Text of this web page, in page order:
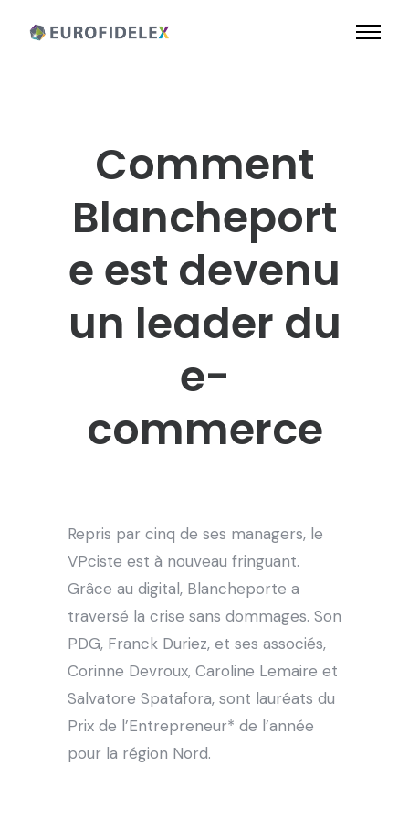
Comment
Blancheport
e est devenu
un leader du
e-
commerce
Repris par cinq de ses managers, le
VPciste est à nouveau fringuant.
Grâce au digital, Blancheporte a
traversé la crise sans dommages. Son
PDG, Franck Duriez, et ses associés,
Corinne Devroux, Caroline Lemaire et
Salvatore Spatafora, sont lauréats du
Prix de l’Entrepreneur* de l’année
pour la région Nord.